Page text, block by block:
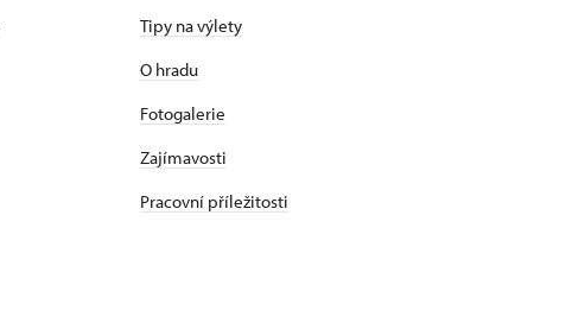
Tipy na výlety
O hradu
Fotogalerie
Zajímavosti
Pracovní příležitosti